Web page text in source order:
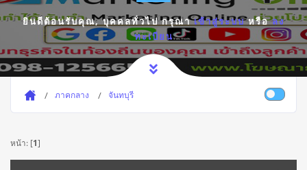
ยินดีต้อนรับคุณ,บุคคลทั่วไปกรุณาเข้าสู่ระบบหรือลง
ทะเบียน
ภาคกลาง จันทบุรี
หน้า: [1]